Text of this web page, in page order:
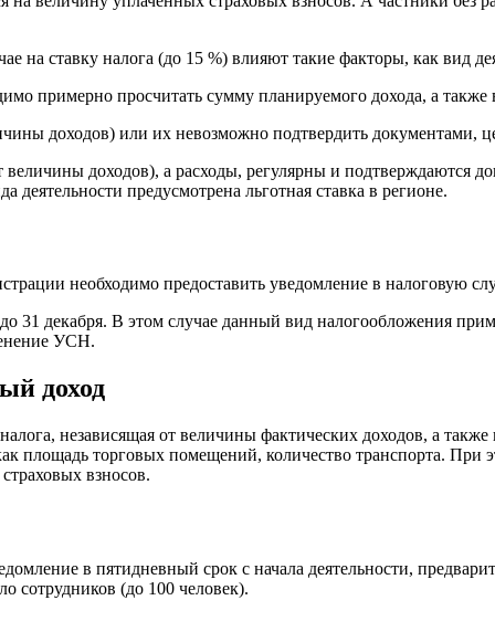
ставку налога (до 15 %) влияют такие факторы, как вид
примерно просчитать сумму планируемого дохода, а
доходов) или их невозможно подтвердить документами,
величины доходов), а расходы, регулярны и
предусмотрена льготная ставка в регионе.
необходимо предоставить уведомление в налоговую
31 декабря. В этом случае данный вид налогообложения
УСН.
доход
независящая от величины фактических доходов, а также
площадь торговых помещений, количество транспорта.
взносов.
в пятидневный срок с начала деятельности,
сотрудников (до 100 человек).